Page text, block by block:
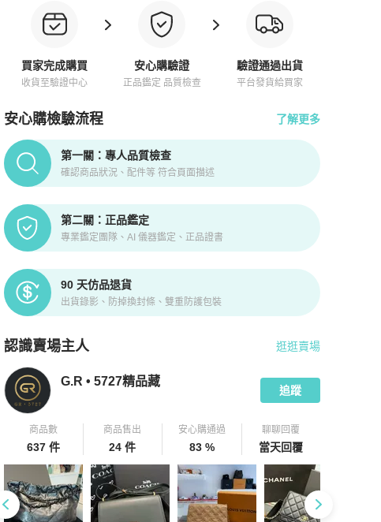
買家完成購買
收貨至驗證中心
安心購驗證
正品鑑定 品質檢查
驗證通過出貨
平台發貨給買家
安心購檢驗流程 了解更多
PopChill拍拍圈正品驗證、安心購檢驗流程介紹
第一關：專人品質檢查
確認商品狀況、配件等 符合頁面描述
第二關：正品鑑定
專業鑑定團隊、AI 儀器鑑定、正品證書
90 天仿品退貨
出貨錄影、防掉換封條、雙重防護包裝
認識賣場主人
PopChill 拍拍圈嚴選賣家
逛逛賣場
G.R • 5727精品藏
追蹤
商品數
637 件
商品售出
24 件
安心購通過
83 %
聊聊回覆
當天回覆